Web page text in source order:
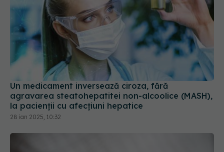
Un medicament inversează ciroza, fără
agravarea steatohepatitei non-alcoolice (MASH),
la pacienții cu afecțiuni hepatice
28 ian 2025, 10:32